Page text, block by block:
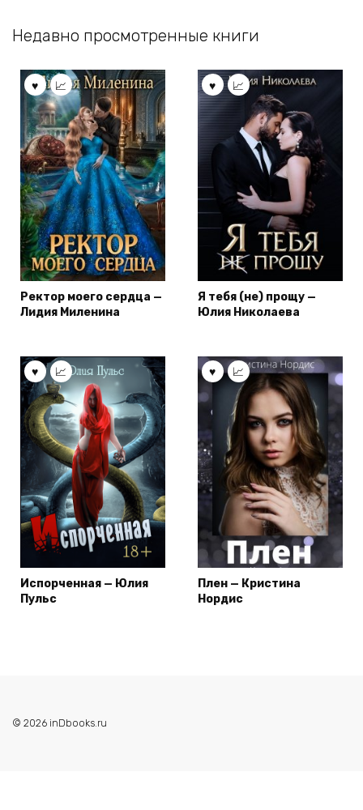
Недавно просмотренные книги
Ректор моего сердца —
Лидия Миленина
Я тебя (не) прощу —
Юлия Николаева
Испорченная — Юлия
Пульс
Плен — Кристина
Нордис
© 2026 inDbooks.ru